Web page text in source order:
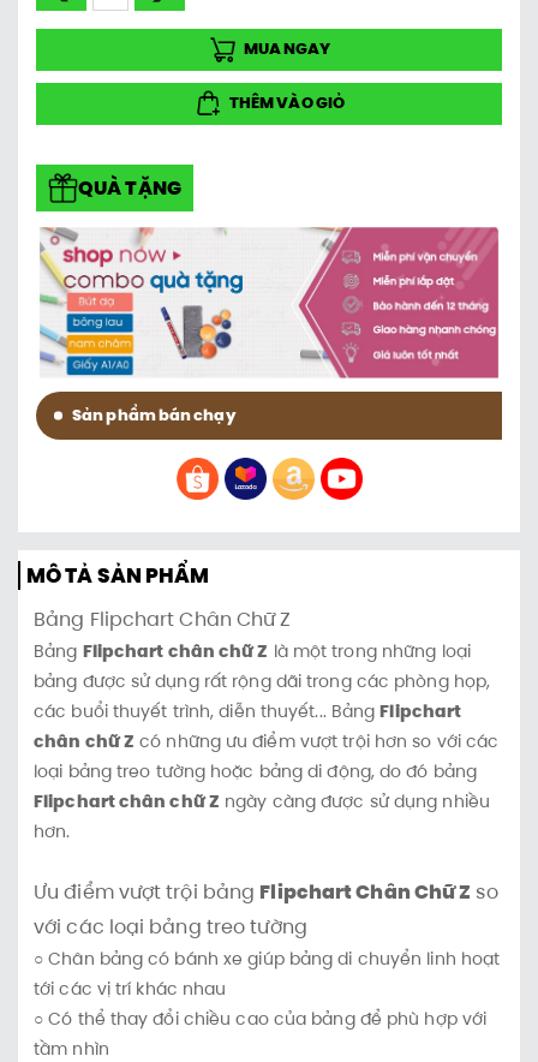
MUA NGAY
THÊM VÀO GIỎ
QUÀ TẶNG
Sản phẩm bán chạy
MÔ TẢ SẢN PHẨM
Bảng Flipchart Chân Chữ Z
Bảng Flipchart chân chữ Z là một trong những loại
bảng được sử dụng rất rộng dãi trong các phòng họp,
các buổi thuyết trình, diễn thuyết... BảngFlipchart
chân chữ Z có những ưu điểm vượt trội hơn so với các
loại bảng treo tường hoặc bảng di động, do đó bảng
Flipchart chân chữ Z ngày càng được sử dụng nhiều
hơn.
Ưu điểm vượt trội bảng Flipchart Chân Chữ Z so
với các loại bảng treo tường
○ Chân bảng có bánh xe giúp bảng di chuyển linh hoạt
tới các vị trí khác nhau
○ Có thể thay đổi chiều cao của bảng để phù hợp với
tầm nhìn